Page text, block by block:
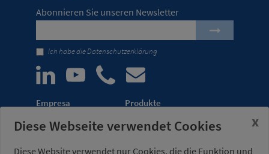
Abonnieren Sie unseren Newsletter
Ich habe dieDatenschutzerklärung
Empresa
Unternehmen
Produkte
Automatisierung von
Diese Webseite verwendet Cookies
Diese Website verwendet nur Cookies, die die Funktion und
x